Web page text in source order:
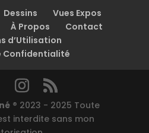
Dessins
Vues Expos
À Propos
Contact
d’Utilisation
Confidentialité
® 2023 - 2025 Toute
interdite sans mon